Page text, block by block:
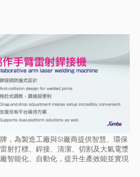
，為製造工廠與SI廠商提供智慧、環保
射打標、銲接、清潔、切割及大氣電漿
智能化、自動化，提升生產效能並實現